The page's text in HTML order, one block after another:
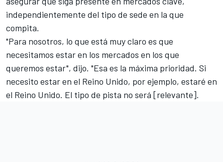
independientemente del tipo de sede en la que
compita.
"Para nosotros, lo que está muy claro es que
necesitamos estar en los mercados en los que
queremos estar", dijo. "Esa es la máxima prioridad. Si
necesito estar en el Reino Unido, por ejemplo, estaré en
el Reino Unido. El tipo de pista no será [relevante].